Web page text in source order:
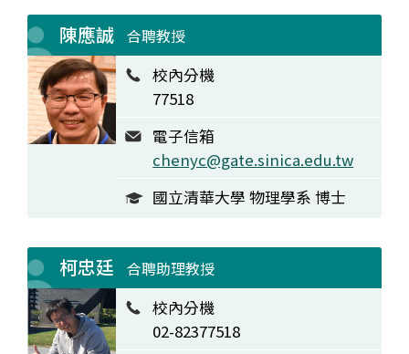
陳應誠 合聘教授
校內分機
77518
電子信箱
chenyc@gate.sinica.edu.tw
國立清華大學 物理學系 博士
柯忠廷 合聘助理教授
校內分機
02-82377518